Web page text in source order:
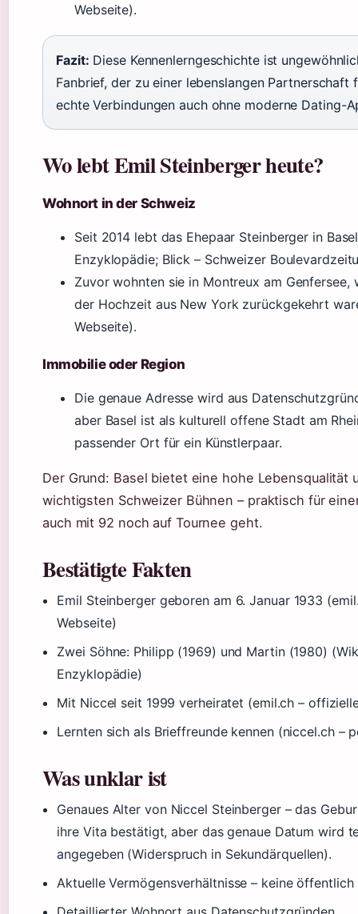
Webseite).
Fazit: Diese Kennenlerngeschichte ist
Fanbrief, der zu einer lebenslangen Partnerschaft
echte Verbindungen auch ohne moderne Dating-
Wo lebt Emil Steinberger heute?
Wohnort in der Schweiz
Seit 2014 lebt das Ehepaar Steinberger in
Enzyklopädie; Blick – Schweizer
Zuvor wohnten sie in Montreux am Genfersee,
der Hochzeit aus New York zurückgekehrt
Webseite).
Immobilie oder Region
Die genaue Adresse wird aus
aber Basel ist als kulturell offene Stadt am
passender Ort für ein Künstlerpaar.
Der Grund: Basel bietet eine hohe Lebensqualität
wichtigsten Schweizer Bühnen – praktisch für
auch mit 92 noch auf Tournee geht.
Bestätigte Fakten
Emil Steinberger geboren am 6. Januar 1933
Webseite)
Zwei Söhne: Philipp (1969) und Martin (1980)
Enzyklopädie)
Mit Niccel seit 1999 verheiratet (emil.ch –
Lernten sich als Brieffreunde kennen (niccel.ch –
Was unklar ist
Genaues Alter von Niccel Steinberger – das
ihre Vita bestätigt, aber das genaue Datum wird
angegeben (Widerspruch in Sekundärquellen).
Aktuelle Vermögensverhältnisse – keine